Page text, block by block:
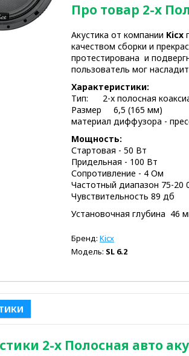
Про товар 2-x
Акустика от компании Kicx
качеством сборки и
протестирована и
пользователь мог
Характеристики:
Тип: 2-x полосная
Размер 6,5 (165 мм)
материал диффузора -
Мощность:
Стартовая - 50 Вт
Придельная - 100 Вт
Сопротивление - 4 Ом
Частотный диапазон 75-20
Чувствительность 89 дб
Установочная глубина 46
Бренд: Kicx
Модель: SL 6.2
2-x Полосная авто